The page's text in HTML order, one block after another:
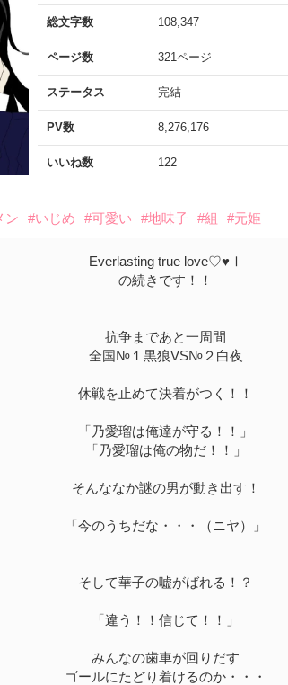
総文字数 108,347
ページ数 321ページ
ステータス 完結
PV数 8,276,176
いいね数 122
ン #いじめ #可愛い #地味子 #組 #元姫
Everlasting true love♡♥Ⅰ
の続きです！！
抗争まであと一周間
全国№１黒狼VS№２白夜
休戦を止めて決着がつく！！
「乃愛瑠は俺達が守る！！」
「乃愛瑠は俺の物だ！！」
そんななか謎の男が動き出す！
「今のうちだな・・・（ニヤ）」
そして華子の嘘がばれる！？
「違う！！信じて！！」
みんなの歯車が回りだす
ゴールにたどり着けるのか・・・